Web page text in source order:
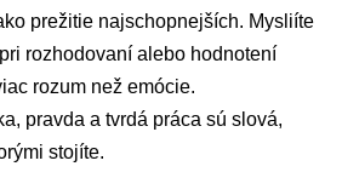
prežitie najschopnejších. Mysliíte
rozhodovaní alebo hodnotení
rozum než emócie.
pravda a tvrdá práca sú slová,
stojíte.